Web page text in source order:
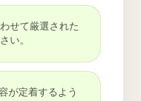
せて厳選された
い。
が定着するよう